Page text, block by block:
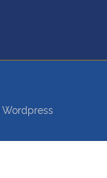
Wordpress